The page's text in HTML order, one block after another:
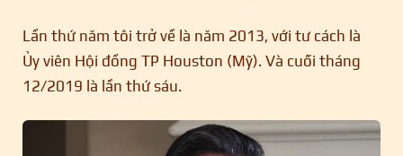
Lần thứ năm tôi trở về là năm 2013, với tư cách là
Ủy viên Hội đồng TP Houston (Mỹ). Và cuối tháng
12/2019 là lần thứ sáu.